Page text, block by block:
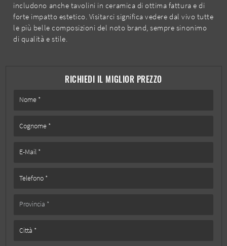
RICHIEDI IL MIGLIOR PREZZO
includono anche tavolini in ceramica di ottima fattura e di
forte impatto estetico. Visitarci significa vedere dal vivo tutte
le più belle composizioni del noto brand, sempre sinonimo
di qualità e stile.